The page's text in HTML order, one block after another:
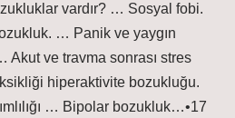
vardır? … Sosyal fobi.
… Panik ve yaygın
ve travma sonrası stres
hiperaktivite bozukluğu.
… Bipolar bozukluk…•17